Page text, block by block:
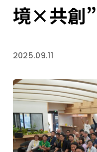
境×共創
2025.09.11